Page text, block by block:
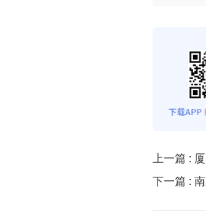
上一篇 :
下一篇 :